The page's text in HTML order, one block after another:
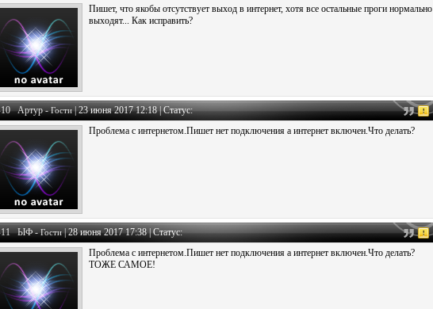
Пишет, что якобы отсутствует выход в интернет, хотя все остальные проги нормально
выходят... Как исправить?
10 Артур -Гости|23 июня 2017 12:18 | Статус:
Проблема с интернетом.Пишет нет подключения а интернет включен.Что делать?
11 ЫФ -Гости|28 июня 2017 17:38 | Статус:
Проблема с интернетом.Пишет нет подключения а интернет включен.Что делать?
ТОЖЕ САМОЕ!